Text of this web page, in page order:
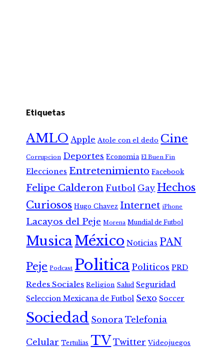
Etiquetas
AMLO Apple Atole con el dedo Cine
Corrupcion Deportes Economia El Buen Fin
Elecciones Entretenimiento Facebook
Felipe Calderon Futbol Gay Hechos
Curiosos Hugo Chavez Internet iPhone
Lacayos del Peje Morena Mundial de Futbol
MusicaMéxico Noticias PAN
Peje Podcast Politica Politicos PRD
Redes Sociales Religion Salud Seguridad
Seleccion Mexicana de Futbol Sexo Soccer
Sociedad Sonora Telefonia
Celular Tertulias TV Twitter Videojuegos